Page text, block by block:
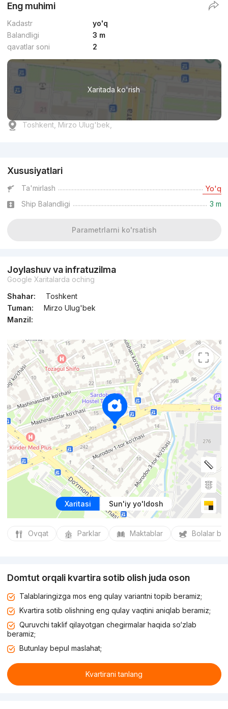
Eng muhimi
Kadastr
yo'q
Balandligi
3 m
qavatlar soni
2
Xaritada ko'rish
Toshkent, Mirzo Ulug'bek,
Xususiyatlari
Ta'mirlash Yo'q
Ship Balandligi 3 m
Parametrlarni ko'rsatish
Joylashuv va infratuzilma
Google Xaritalarda oching
Shahar:
Toshkent
Tuman:
Mirzo Ulug'bek
Manzil:
Xaritasi Sun'iy yo'ldosh
Ovqat Parklar Maktablar Bolalar
Domtut orqali kvartira sotib olish juda oson
Talablaringizga mos eng qulay variantni topib beramiz;
Kvartira sotib olishning eng qulay vaqtini aniqlab beramiz;
Quruvchi taklif qilayotgan chegirmalar haqida so‘zlab
beramiz;
Butunlay bepul maslahat;
Kvartirani tanlang